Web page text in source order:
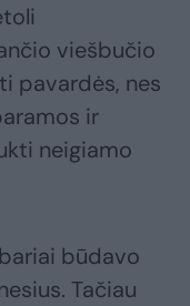
viešbučio
pavardės, nes
ir
neigiamo
būdavo
Tačiau